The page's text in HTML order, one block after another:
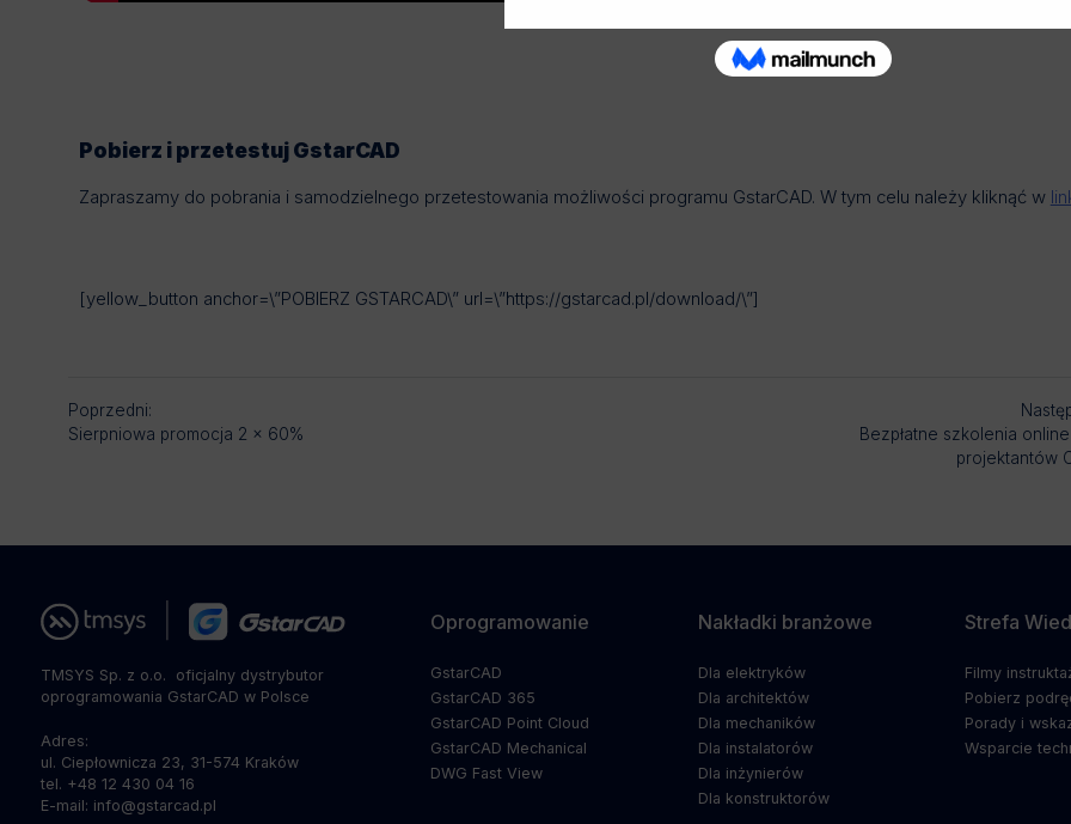
Pobierz i przetestuj GstarCAD
Zapraszamy do pobrania i samodzielnego przetestowania możliwości programu GstarCAD. W tym celu należy kliknąć w
[yellow_button anchor=\”POBIERZ GSTARCAD\” url=\”https://gstarcad.pl/download/\”]
Poprzedni:
Sierpniowa promocja 2 x 60%
Bezpłatne szkolenia
projektantów
TMSYS Sp. z o.o. ­ oficjalny dystrybutor
oprogramowania GstarCAD w Polsce
Adres:
ul. Ciepłownicza 23, 31-574 Kraków
tel. +48 12 430 04 16
E-mail: info@gstarcad.pl
Oprogramowanie
GstarCAD
GstarCAD 365
GstarCAD Point Cloud
GstarCAD Mechanical
DWG Fast View
Nakładki branżowe
Dla elektryków
Dla architektów
Dla mechaników
Dla instalatorów
Dla inżynierów
Dla konstruktorów
Strefa
Filmy
Pobierz
Porady i
Wsparcie